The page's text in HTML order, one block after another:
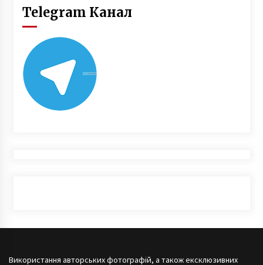
Telegram Канал
Використання авторських фотографій, а також ексклюзивних